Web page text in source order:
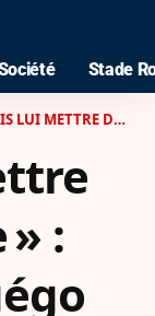
Stade
GUÉGO RÉCLAME DES EXCUSES APRÈS DES PROPOS DE L’ADJOINTE ANNE-MARIA SPANNO
: